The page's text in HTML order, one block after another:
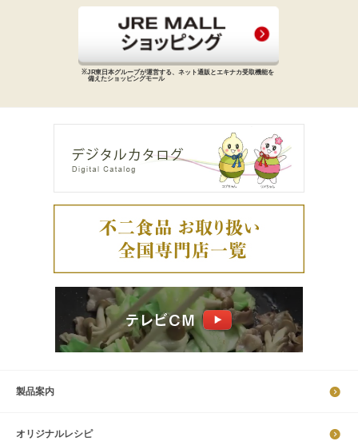
※JR東日本グループが運営する、 ネット通販とエキナカ受取機能を
備えたショッピングモール
製品案内
オリジナルレシピ